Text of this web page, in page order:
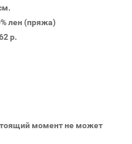
лен (пряжа)
р.
момент не может